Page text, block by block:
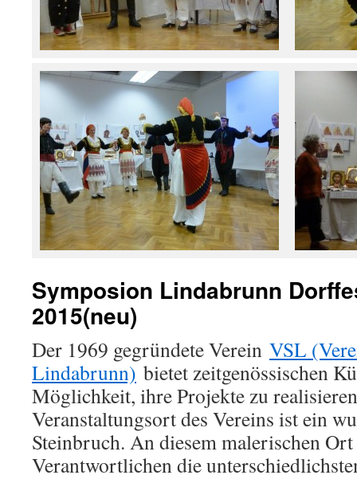
Symposion Lindabrunn
2015(neu)
Der 1969 gegründete Verein VSL
Lindabrunn) bietet zeitgenössischen
Möglichkeit, ihre Projekte zu
Veranstaltungsort des Vereins ist ein
Steinbruch. An diesem malerischen
Verantwortlichen die